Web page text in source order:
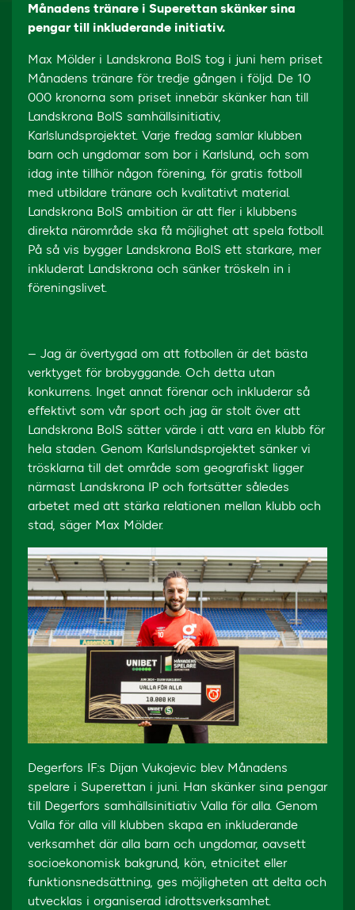
Månadens tränare i Superettan skänker sina
pengar till inkluderande initiativ.
Max Mölder i Landskrona BoIS tog i juni hem priset
Månadens tränare för tredje gången i följd. De 10
000 kronorna som priset innebär skänker han till
Landskrona BoIS samhällsinitiativ,
Karlslundsprojektet. Varje fredag samlar klubben
barn och ungdomar som bor i Karlslund, och som
idag inte tillhör någon förening, för gratis fotboll
med utbildare tränare och kvalitativt material.
Landskrona BoIS ambition är att fler i klubbens
direkta närområde ska få möjlighet att spela fotboll.
På så vis bygger Landskrona BoIS ett starkare, mer
inkluderat Landskrona och sänker tröskeln in i
föreningslivet.
– Jag är övertygad om att fotbollen är det bästa
verktyget för brobyggande. Och detta utan
konkurrens. Inget annat förenar och inkluderar så
effektivt som vår sport och jag är stolt över att
Landskrona BoIS sätter värde i att vara en klubb för
hela staden. Genom Karlslundsprojektet sänker vi
trösklarna till det område som geografiskt ligger
närmast Landskrona IP och fortsätter således
arbetet med att stärka relationen mellan klubb och
stad, säger Max Mölder.
Degerfors IF:s Dijan Vukojevic blev Månadens
spelare i Superettan i juni. Han skänker sina pengar
till Degerfors samhällsinitiativ Valla för alla. Genom
Valla för alla vill klubben skapa en inkluderande
verksamhet där alla barn och ungdomar, oavsett
socioekonomisk bakgrund, kön, etnicitet eller
funktionsnedsättning, ges möjligheten att delta och
utvecklas i organiserad idrottsverksamhet.